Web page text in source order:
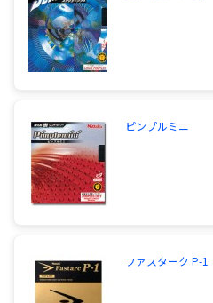
ピンプルミニ
ファスターク P-1